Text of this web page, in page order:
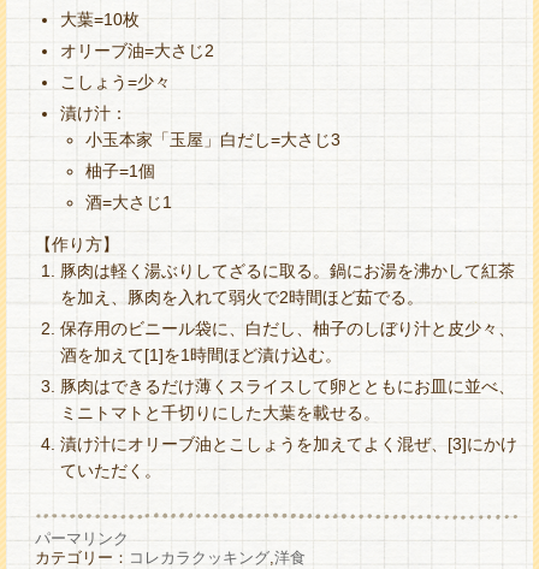
大葉=10枚
オリーブ油=大さじ2
こしょう=少々
漬け汁：
小玉本家「玉屋」白だし=大さじ3
柚子=1個
酒=大さじ1
【作り方】
豚肉は軽く湯ぶりしてざるに取る。鍋にお湯を沸かして紅茶
を加え、豚肉を入れて弱火で2時間ほど茹でる。
保存用のビニール袋に、白だし、柚子のしぼり汁と皮少々、
酒を加えて[1]を1時間ほど漬け込む。
豚肉はできるだけ薄くスライスして卵とともにお皿に並べ、
ミニトマトと千切りにした大葉を載せる。
漬け汁にオリーブ油とこしょうを加えてよく混ぜ、[3]にかけ
ていただく。
パーマリンク
カテゴリー： コレカラクッキング,洋食